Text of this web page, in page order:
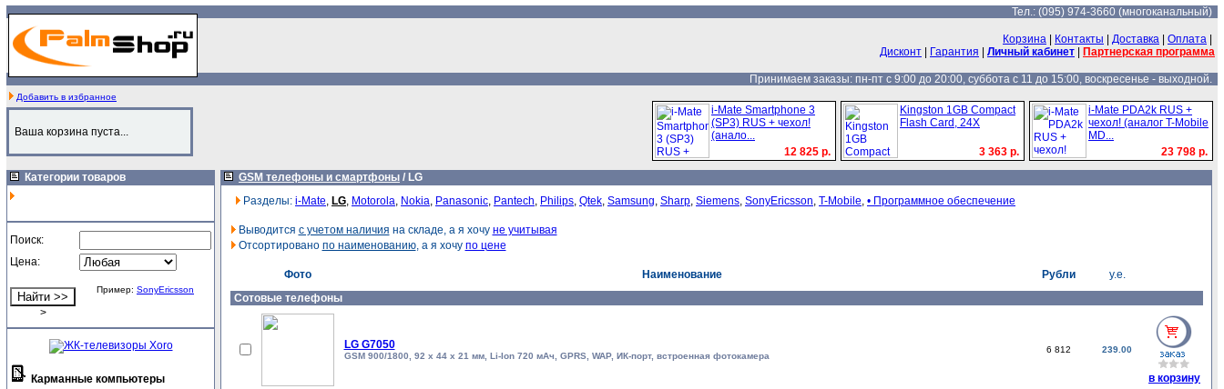
Тел.: (095) 974-3660 (многоканальный)
Корзина Контакты Доставка Оплата
Дисконт
Гарантия Личный кабинет Партнерская программа
Принимаем заказы: пн-пт с 9:00 до 20:00, суббота с 11 до 15:00, воскресенье - выходной.
Добавить в избранное
Ваша корзина пуста...
Категории товаров
Поиск:
Цена:
>
Пример: SonyEricsson
Карманные компьютеры
i-Mate Smartphone 3
(SP3) RUS + чехол!
(анало...
12 825 р.
Kingston 1GB Compact
Flash Card, 24X
3 363 р.
i-Mate PDA2k RUS +
чехол! (аналог T-Mobile
MD...
23 798 р.
GSM телефоны и смартфоны / LG
Разделы: i-Mate, LG, Motorola, Nokia, Panasonic, Pantech, Philips, Qtek, Samsung, Sharp, Siemens, SonyEricsson, T-Mobile, • Программное обеспечение
Выводится с учетом наличия на складе, а я хочу не учитывая
Отсортировано по наименованию, а я хочу по цене
Фото Наименование Рубли
у.е.
Сотовые телефоны
LG G7050
GSM 900/1800, 92 x 44 x 21 мм, Li-Ion 720 мАч, GPRS, WAP, ИК-порт, встроенная фотокамера
6 812 239.00
в корзину